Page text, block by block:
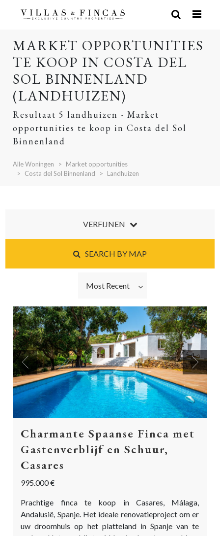
MARKET OPPORTUNITIES
TE KOOP IN COSTA DEL
SOL BINNENLAND
(LANDHUIZEN)
Resultaat 5 landhuizen - Market
opportunities te koop in Costa del Sol
Binnenland
Alle Woningen
Market opportunities
Costa del Sol Binnenland
Landhuizen
Most Recent
VERFIJNEN
SEARCH BY MAP
Previous Next
Charmante Spaanse Finca met
Gastenverblijf en Schuur,
Casares
995.000 €
Prachtige finca te koop in Casares, Málaga,
Andalusië, Spanje. Het ideale renovatieproject om er
uw droomhuis op het platteland in Spanje van te